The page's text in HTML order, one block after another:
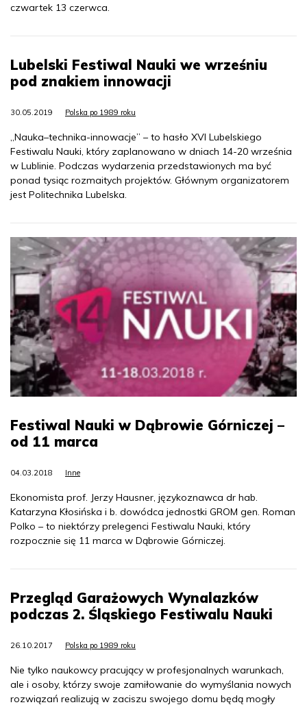
czwartek 13 czerwca.
Lubelski Festiwal Nauki we wrześniu
pod znakiem innowacji
30.05.2019 Polska po 1989 roku
„Nauka–technika-innowacje” – to hasło XVI Lubelskiego
Festiwalu Nauki, który zaplanowano w dniach 14-20 września
w Lublinie. Podczas wydarzenia przedstawionych ma być
ponad tysiąc rozmaitych projektów. Głównym organizatorem
jest Politechnika Lubelska.
Festiwal Nauki w Dąbrowie Górniczej –
od 11 marca
04.03.2018 Inne
Ekonomista prof. Jerzy Hausner, językoznawca dr hab.
Katarzyna Kłosińska i b. dowódca jednostki GROM gen. Roman
Polko – to niektórzy prelegenci Festiwalu Nauki, który
rozpocznie się 11 marca w Dąbrowie Górniczej.
Przegląd Garażowych Wynalazków
podczas 2. Śląskiego Festiwalu Nauki
26.10.2017 Polska po 1989 roku
Nie tylko naukowcy pracujący w profesjonalnych warunkach,
ale i osoby, którzy swoje zamiłowanie do wymyślania nowych
rozwiązań realizują w zaciszu swojego domu będą mogły